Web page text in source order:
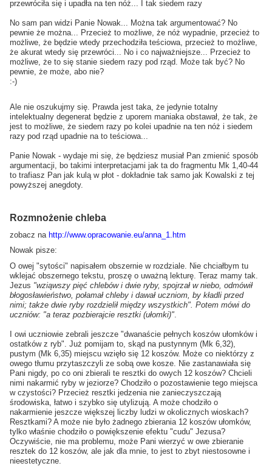
przewróciła się i upadła na ten nóż... I tak siedem razy
No sam pan widzi Panie Nowak... Można tak argumentować? No
pewnie że można... Przecież to możliwe, że nóż wypadnie, przecież to
możliwe, że będzie wtedy przechodziła teściowa, przecież to możliwe,
że akurat wtedy się przewróci... No i co najważniejsze... Przecież to
możliwe, że to się stanie siedem razy pod rząd. Może tak być? No
pewnie, że może, abo nie?
:-)
Ale nie oszukujmy się. Prawda jest taka, że jedynie totalny
intelektualny degenerat będzie z uporem maniaka obstawał, że tak, że
jest to możliwe, że siedem razy po kolei upadnie na ten nóż i siedem
razy pod rząd upadnie na to teściowa...
Panie Nowak - wydaje mi się, że będziesz musiał Pan zmienić sposób
argumentacji, bo takimi interpretacjami jak ta do fragmentu Mk 1,40-44
to trafiasz Pan jak kulą w płot - dokładnie tak samo jak Kowalski z tej
powyższej anegdoty.
Rozmnożenie chleba
zobacz nahttp://www.opracowanie.eu/anna_1.htm
Nowak pisze:
O owej "sytości" napisałem obszernie w rozdziale. Nie chciałbym tu
wklejać obszernego tekstu, proszę o uważną lekturę. Teraz mamy tak.
Jezus "wziąwszy pięć chlebów i dwie ryby, spojrzał w niebo, odmówił
błogosławieństwo, połamał chleby i dawał uczniom, by kładli przed
nimi; także dwie ryby rozdzielił między wszystkich". Potem mówi do
uczniów: "a teraz pozbierajcie resztki (ułomki)"
I owi uczniowie zebrali jeszcze "dwanaście pełnych koszów ułomków i
ostatków z ryb". Już pomijam to, skąd na pustynnym (Mk 6,32),
pustym (Mk 6,35) miejscu wzięło się 12 koszów. Może co niektórzy z
owego tłumu przytaszczyli ze sobą owe kosze. Nie zastanawiała się
Pani nigdy, po co oni zbierali te resztki do owych 12 koszów? Chcieli
nimi nakarmić ryby w jeziorze? Chodziło o pozostawienie tego miejsca
w czystości? Przecież resztki jedzenia nie zanieczyszczają
środowiska, łatwo i szybko się utylizują. A może chodziło o
nakarmienie jeszcze większej liczby ludzi w okolicznych wioskach?
Resztkami? A może nie było żadnego zbierania 12 koszów ułomków,
tylko właśnie chodziło o powiększenie efektu "cudu" Jezusa?
Oczywiście, nie ma problemu, może Pani wierzyć w owe zbieranie
resztek do 12 koszów, ale jak dla mnie, to jest to zbyt niestosowne i
nieestetyczne.